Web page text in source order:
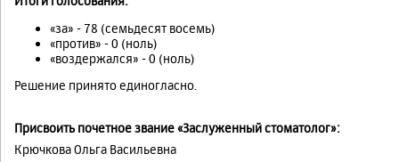
«за» - 78 (семьдесят восемь)
«против» - 0 (ноль)
«воздержался» - 0 (ноль)
Решение принято единогласно.
Присвоить почетное звание «Заслуженный стоматолог»:
Крючкова Ольга Васильевна